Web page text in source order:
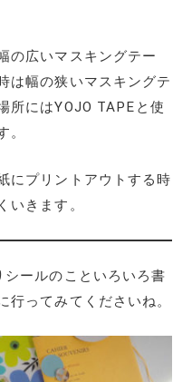
の広いマスキングテー
は幅の狭いマスキングテ
所にはYOJO TAPEと使
。
プリントアウトする時
いきます。
ールのこといろいろ書
行ってみてくださいね。